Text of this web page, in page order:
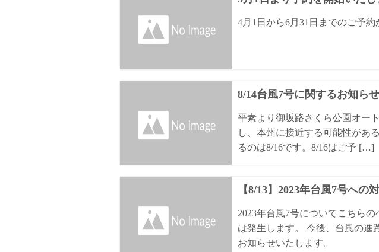
4月1日から6月31日までのご予
8/14台風7号に関するお知らせ
平素より御坂路さくら公園オー
し、本州に接近する可能性があ
るのは8/16です。8/16はご予 […]
【8/13】2023年台風7号への
2023年台風7号についてこちら
は発生します。 今後、台風の進
お知らせいたします。